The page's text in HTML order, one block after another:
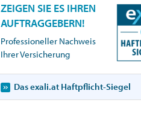
ZEIGEN SIE ES IHREN
AUFTRAGGEBERN!
Professioneller Nachweis
Ihrer Versicherung
Das exali.at Haftpflicht-Siegel